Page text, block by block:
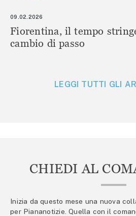
09.02.2026
Fiorentina, il tempo
cambio di passo
LEGGI TUTTI GLI
CHIEDI AL
Inizia da questo mese una nuova
per Piananotizie. Quella con il